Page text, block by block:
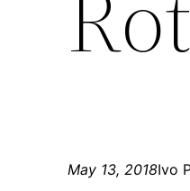
May 13, 2018Ivo